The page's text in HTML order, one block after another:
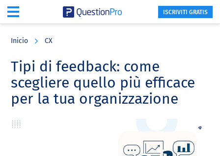
content
sidebar
ISCRIVITI GRATIS
Inicio CX
Tipi di feedback: come
scegliere quello più efficace
per la tua organizzazione